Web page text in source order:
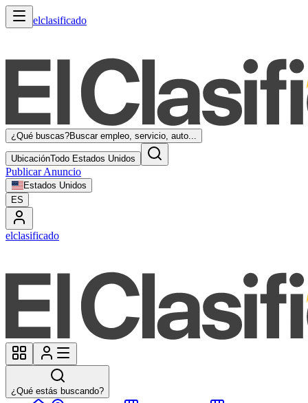
elclasificado
¿Qué buscas?Buscar empleo, servicio, auto...
UbicaciónTodo Estados Unidos
Publicar Anuncio
Estados Unidos
ES
elclasificado
¿Qué estás buscando?